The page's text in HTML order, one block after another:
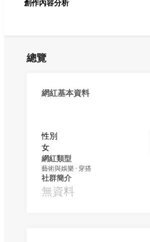
創作內容分析
總覽
網紅基本資料
性別
女
網紅類型
藝術與娛樂 · 穿搭
社群簡介
無資料